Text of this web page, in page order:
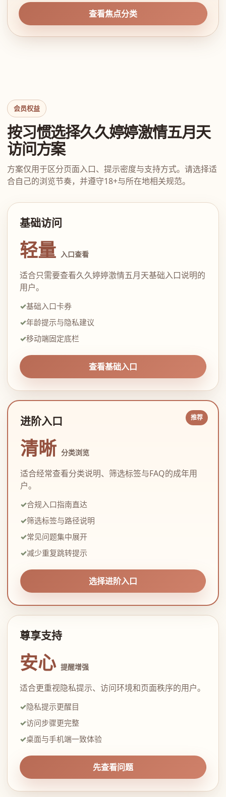
查看焦点分类
会员权益
按习惯选择久久婷婷激情五月天
访问方案
方案仅用于区分页面入口、提示密度与支持方式。请选择适
合自己的浏览节奏，并遵守18+与所在地相关规范。
基础访问
轻量 入口查看
适合只需要查看久久婷婷激情五月天基础入口说明的
用户。
基础入口卡券
年龄提示与隐私建议
移动端固定底栏
查看基础入口
进阶入口
清晰 分类浏览
适合经常查看分类说明、筛选标签与FAQ的成年用
户。
合规入口指南直达
筛选标签与路径说明
常见问题集中展开
减少重复跳转提示
选择进阶入口
尊享支持
安心 提醒增强
适合更重视隐私提示、访问环境和页面秩序的用户。
隐私提示更醒目
访问步骤更完整
桌面与手机端一致体验
先查看问题